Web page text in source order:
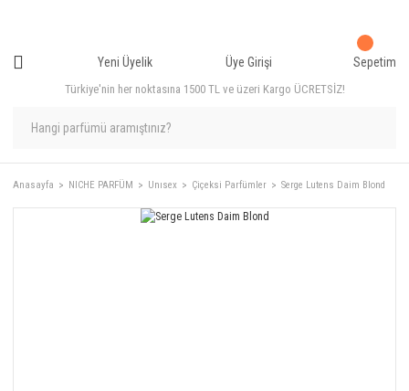
Türkiye'nin her noktasına 1500 TL ve üzeri Kargo ÜCRETSİZ!
Yeni Üyelik Üye Girişi Sepetim
Anasayfa NICHE PARFÜM Unısex Çiçeksi Parfümler Serge Lutens Daim Blond